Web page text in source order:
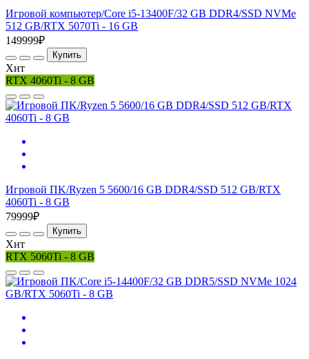
Игровой компьютер/Core i5-13400F/32 GB DDR4/SSD NVMe
512 GB/RTX 5070Ti - 16 GB
149999₽
Купить
Хит
RTX 4060Ti - 8 GB
Игровой ПK/Ryzen 5 5600/16 GB DDR4/SSD 512 GB/RTX
4060Ti - 8 GB
79999₽
Купить
Хит
RTX 5060Ti - 8 GB